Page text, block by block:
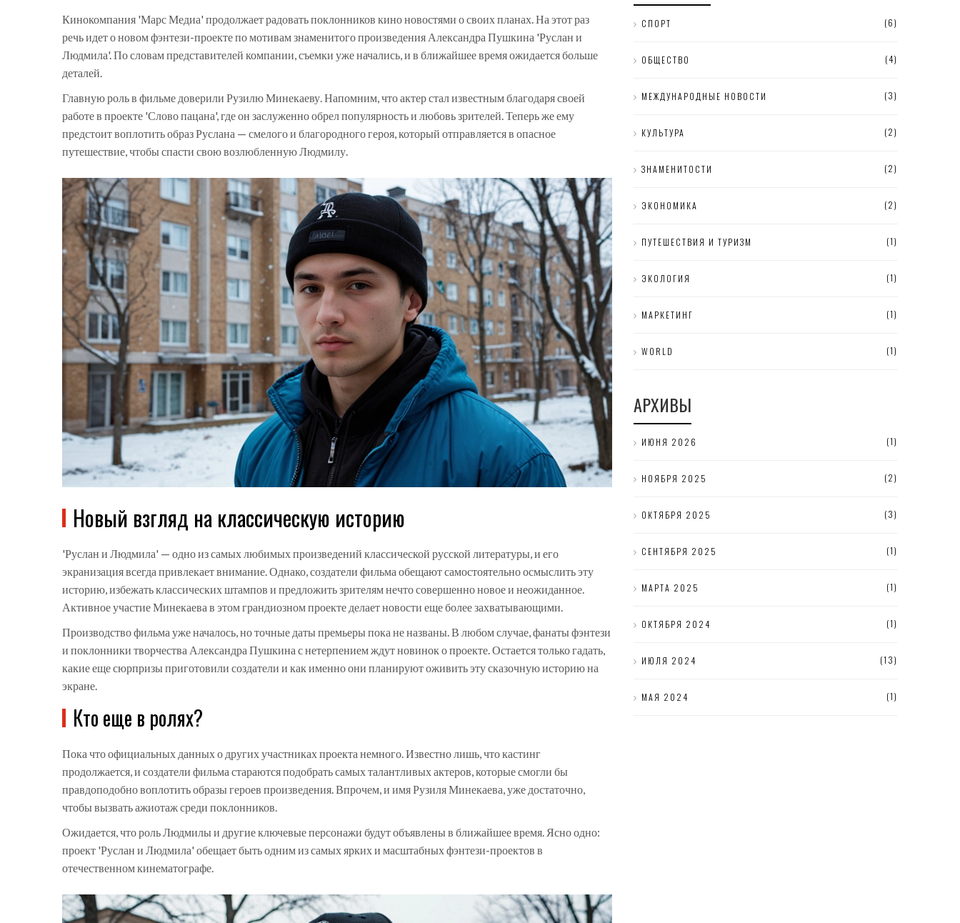
Кинокомпания 'Марс Медиа' продолжает радовать поклонников кино новостями о своих планах. На этот раз
речь идет о новом фэнтези-проекте по мотивам знаменитого произведения Александра Пушкина 'Руслан и
Людмила'. По словам представителей компании, съемки уже начались, и в ближайшее время ожидается больше
деталей.
Главную роль в фильме доверили Рузилю Минекаеву. Напомним, что актер стал известным благодаря своей
работе в проекте 'Слово пацана', где он заслуженно обрел популярность и любовь зрителей. Теперь же ему
предстоит воплотить образ Руслана — смелого и благородного героя, который отправляется в опасное
путешествие, чтобы спасти свою возлюбленную Людмилу.
Новый взгляд на классическую историю
'Руслан и Людмила' — одно из самых любимых произведений классической русской литературы, и его
экранизация всегда привлекает внимание. Однако, создатели фильма обещают самостоятельно осмыслить эту
историю, избежать классических штампов и предложить зрителям нечто совершенно новое и неожиданное.
Активное участие Минекаева в этом грандиозном проекте делает новости еще более захватывающими.
Производство фильма уже началось, но точные даты премьеры пока не названы. В любом случае, фанаты фэнтези
и поклонники творчества Александра Пушкина с нетерпением ждут новинок о проекте. Остается только гадать,
какие еще сюрпризы приготовили создатели и как именно они планируют оживить эту сказочную историю на
экране.
Кто еще в ролях?
Пока что официальных данных о других участниках проекта немного. Известно лишь, что кастинг
продолжается, и создатели фильма стараются подобрать самых талантливых актеров, которые смогли бы
правдоподобно воплотить образы героев произведения. Впрочем, и имя Рузиля Минекаева, уже достаточно,
чтобы вызвать ажиотаж среди поклонников.
Ожидается, что роль Людмилы и другие ключевые персонажи будут объявлены в ближайшее время. Ясно одно:
проект 'Руслан и Людмила' обещает быть одним из самых ярких и масштабных фэнтези-проектов в
отечественном кинематографе.
СПОРТ (6)
ОБЩЕСТВО (4)
МЕЖДУНАРОДНЫЕ НОВОСТИ (3)
КУЛЬТУРА (2)
ЗНАМЕНИТОСТИ (2)
ЭКОНОМИКА (2)
ПУТЕШЕСТВИЯ И ТУРИЗМ (1)
ЭКОЛОГИЯ (1)
МАРКЕТИНГ (1)
WORLD (1)
АРХИВЫ
ИЮНЯ 2026 (1)
НОЯБРЯ 2025 (2)
ОКТЯБРЯ 2025 (3)
СЕНТЯБРЯ 2025 (1)
МАРТА 2025 (1)
ОКТЯБРЯ 2024 (1)
ИЮЛЯ 2024 (13)
МАЯ 2024 (1)